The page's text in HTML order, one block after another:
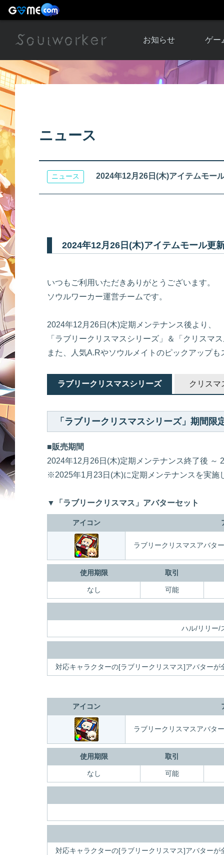
お知らせ
お知らせ一覧
ゲー
ソウ
アップ
ニュース
ニュース 2024年12月26日(木)アイテムモー
2024年12月26日(木)アイテムモール更
いつもご利用いただきありがとうございます。
ソウルワーカー運営チームです。
2024年12月26日(木)定期メンテナンス後より、
「ラブリークリスマスシリーズ」＆「クリスマ
また、人気A.Rやソウルメイトのピックアップも
ラブリークリスマスシリーズ クリスマ
「ラブリークリスマスシリーズ」期間限
■販売期間
2024年12月26日(木)定期メンテナンス終了後 ～
※2025年1月23日(木)に定期メンテナンスを実施
▼「ラブリークリスマス」アバターセット
アイコン
ラブリークリスマスアバタ
使用期限 取引
なし 可能
ハル/リリー/
対応キャラクターの[ラブリークリスマス]アバター
アイコン
ラブリークリスマスアバタ
使用期限 取引
なし 可能
対応キャラクターの[ラブリークリスマス]アバター